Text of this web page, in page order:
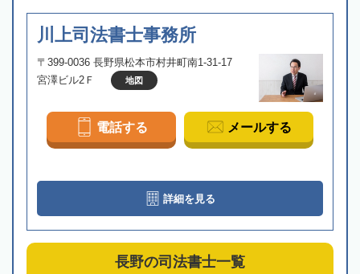
川上司法書士事務所
〒399-0036 長野県松本市村井町南1-31-17
宮澤ビル2Ｆ
地図
電話する メールする
詳細を見る
長野の司法書士一覧